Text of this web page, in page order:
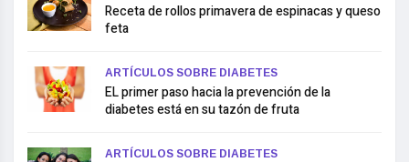
Receta de rollos primavera de espinacas y queso
feta
ARTÍCULOS SOBRE DIABETES
EL primer paso hacia la prevención de la
diabetes está en su tazón de fruta
ARTÍCULOS SOBRE DIABETES